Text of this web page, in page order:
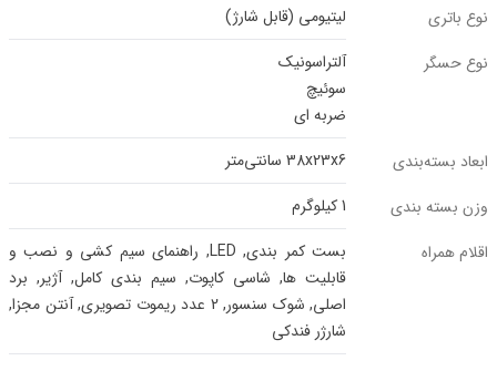
نوع باتری
لیتیومی (قابل شارژ)
نوع حسگر
آلتراسونیک
سوئیچ
ضربه ای
ابعاد بسته‌بندی
38x23x6 سانتی‌متر
وزن بسته بندی
1 کیلوگرم
اقلام همراه
بست کمر بندی, LED, راهنمای سیم کشی و نصب و
قابلیت ها, شاسی کاپوت, سیم بندی کامل, آژیر, برد
اصلی, شوک سنسور, 2 عدد ریموت تصویری, آنتن مجزا,
شارژر فندکی